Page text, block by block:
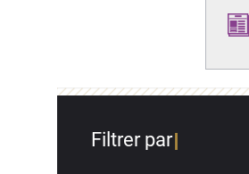
Filtrer par